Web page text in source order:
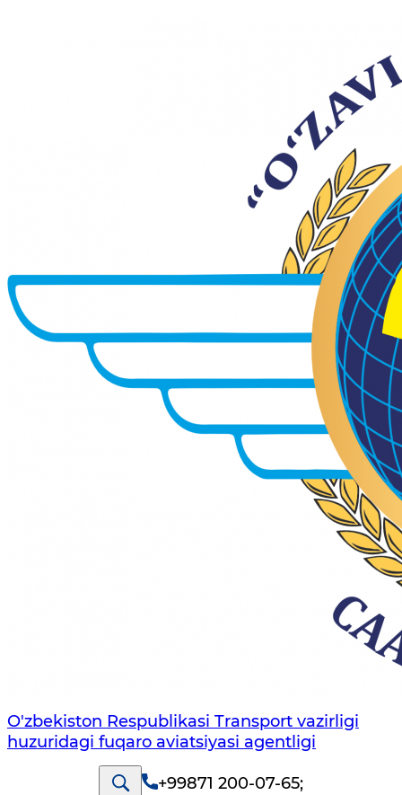
O'zbekiston Respublikasi Transport vazirligi
huzuridagi fuqaro aviatsiyasi agentligi
+99871 200-07-65;